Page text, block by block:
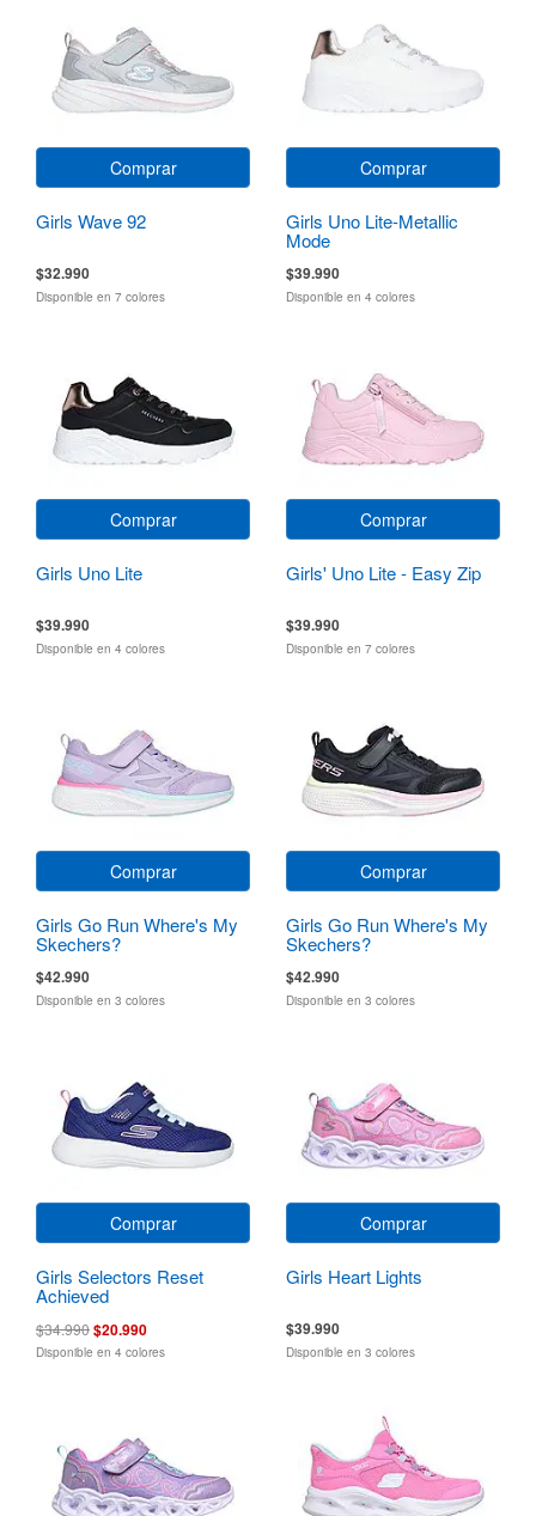
Comprar
Girls Wave 92
$32.990
Disponible en 7 colores
Comprar
Girls Uno Lite-Metallic
Mode
$39.990
Disponible en 4 colores
Comprar
Girls Uno Lite
$39.990
Disponible en 4 colores
Comprar
Girls' Uno Lite - Easy Zip
$39.990
Disponible en 7 colores
Comprar
Girls Go Run Where's My
Skechers?
$42.990
Disponible en 3 colores
Comprar
Girls Go Run Where's My
Skechers?
$42.990
Disponible en 3 colores
Comprar
Girls Selectors Reset
Achieved
$34.990$20.990
Disponible en 4 colores
Comprar
Girls Heart Lights
$39.990
Disponible en 3 colores